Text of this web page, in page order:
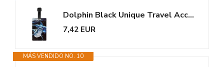
Dolphin Black Unique Travel Accessories - Etiquetas para bolsas de...
7,42 EUR
MÁS VENDIDO NO. 10